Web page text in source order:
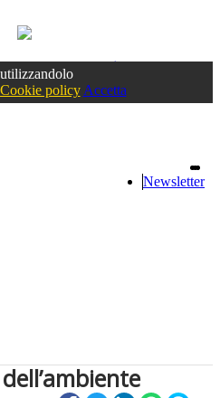
Accedioppure registrati
Cookie policy Accetta
Newsletter